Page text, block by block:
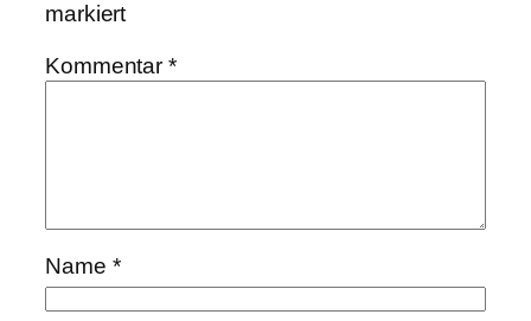
markiert
Kommentar*
Name *